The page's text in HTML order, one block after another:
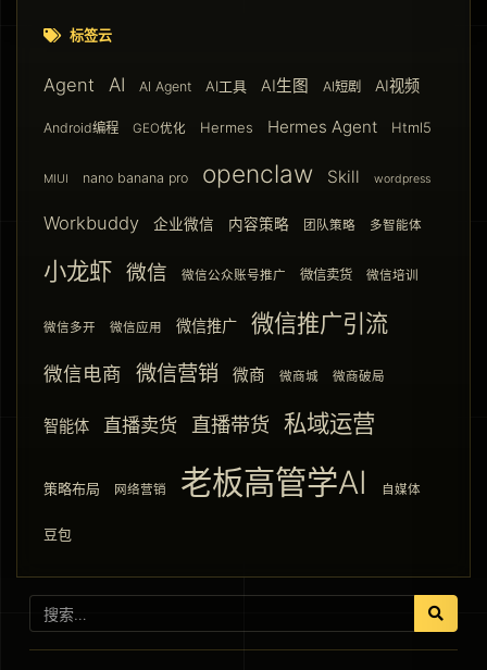
标签云
Agent AI AI Agent AI工具 AI生图 AI短剧 AI视频
Android编程 GEO优化 Hermes Hermes Agent Html5
MIUI nano banana pro openclaw Skill wordpress
Workbuddy 企业微信 内容策略 团队策略 多智能体
小龙虾 微信 微信公众账号推广 微信卖货 微信培训
微信多开 微信应用 微信推广 微信推广引流
微信电商 微信营销 微商 微商城 微商破局
智能体 直播卖货 直播带货 私域运营
策略布局 网络营销 老板高管学AI 自媒体
豆包